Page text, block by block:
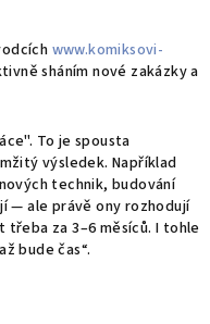
www.komiksovi-
sháním nové zakázky a
To je spousta
výsledek. Například
technik, budování
— ale právě ony rozhodují
za 3–6 měsíců. I tohle
bude čas“.